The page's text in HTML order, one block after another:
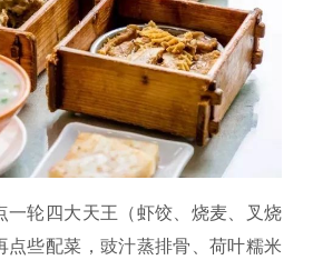
一轮四大天王（虾饺、烧麦、叉烧
点些配菜，豉汁蒸排骨、荷叶糯米